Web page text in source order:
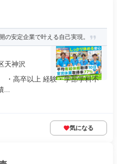
の安定企業で叶える自己実現。
天神沢
・高卒以上 経験・学部学科不
気になる